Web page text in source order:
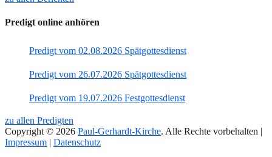
Predigt online anhören
Predigt vom 02.08.2026 Spätgottesdienst
Predigt vom 26.07.2026 Spätgottesdienst
Predigt vom 19.07.2026 Festgottesdienst
zu allen Predigten
Copyright © 2026 Paul-Gerhardt-Kirche. Alle Rechte vorbehalten |
Impressum | Datenschutz